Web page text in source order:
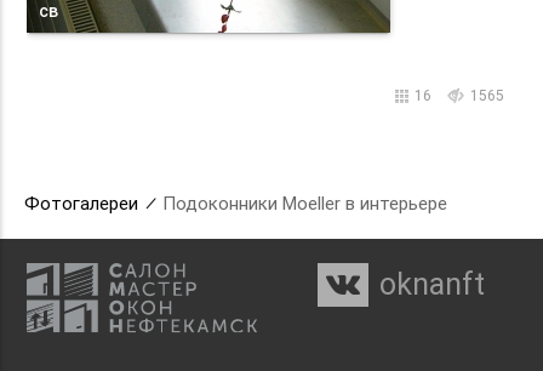
св
16 1565
Фотогалереи Подоконники Moeller в интерьере
 oknanft